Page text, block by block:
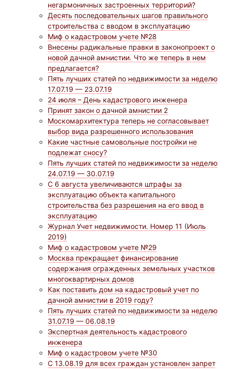
негармоничных застроенных территорий?
Десять последовательных шагов правильного
строительства с вводом в эксплуатацию
Миф о кадастровом учете №28
Внесены радикальные правки в законопроект о
новой дачной амнистии. Что же теперь в нем
предлагается?
Пять лучших статей по недвижимости за неделю
17.07.19 — 23.07.19
24 июля – День кадастрового инженера
Принят закон о дачной амнистии 2
Москомархитектура теперь не согласовывает
выбор вида разрешенного использования
Какие частные самовольные постройки не
подлежат сносу?
Пять лучших статей по недвижимости за неделю
24.07.19 — 30.07.19
С 6 августа увеличиваются штрафы за
эксплуатацию объекта капитального
строительства без разрешения на его ввод в
эксплуатацию
Журнал Учет недвижимости. Номер 11 (Июль
2019)
Миф о кадастровом учете №29
Москва прекращает финансирование
содержания огражденных земельных участков
многоквартирных домов
Как поставить дом на кадастровый учет по
дачной амнистии в 2019 году?
Пять лучших статей по недвижимости за неделю
31.07.19 — 06.08.19
Экспертная деятельность кадастрового
инженера
Миф о кадастровом учете №30
С 13.08.19 для всех граждан установлен запрет